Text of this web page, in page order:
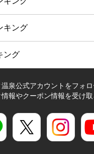
キング
ング
温泉公式アカウントをフォ
情報やクーポン情報を受け取